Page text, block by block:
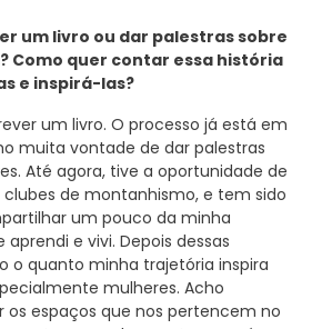
um livro ou dar palestras sobre
Como quer contar essa história
e inspirá-las?
um livro. O processo já está em
muita vontade de dar palestras
Até agora, tive a oportunidade de
de montanhismo, e tem sido
um pouco da minha
e vivi. Depois dessas
o quanto minha trajetória inspira
mulheres. Acho
espaços que nos pertencem no